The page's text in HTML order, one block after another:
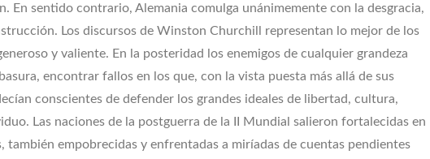
En sentido contrario, Alemania comulga unánimemente con la desgracia,
Los discursos de Winston Churchill representan lo mejor de los
y valiente. En la posteridad los enemigos de cualquier grandeza
encontrar fallos en los que, con la vista puesta más allá de sus
conscientes de defender los grandes ideales de libertad, cultura,
Las naciones de la postguerra de la II Mundial salieron fortalecidas en
también empobrecidas y enfrentadas a miríadas de cuentas pendientes